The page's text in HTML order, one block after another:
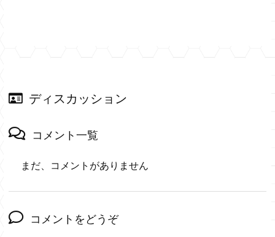
ディスカッション
コメント一覧
まだ、コメントがありません
コメントをどうぞ